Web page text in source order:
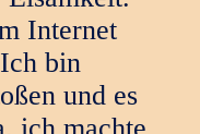
Internet
bin
und es